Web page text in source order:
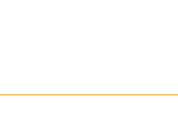
TORNA IL WATERFESTIVAL AL LAGO DI